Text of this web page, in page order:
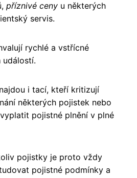
příznivé ceny u některých
servis.
rychlé a vstřícné
i tací, kteří kritizují
některých pojistek nebo
pojistné plnění v plné
pojistky je proto vždy
pojistné podmínky a